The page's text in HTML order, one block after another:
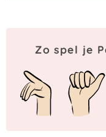
Zo spel je